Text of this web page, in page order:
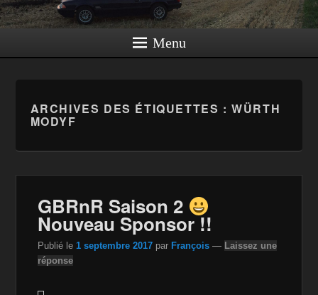
Menu
ARCHIVES DES ÉTIQUETTES :WÜRTH
MODYF
GBRnR Saison 2
Nouveau Sponsor !!
Publié le 1 septembre 2017 par François — Laissez une
réponse